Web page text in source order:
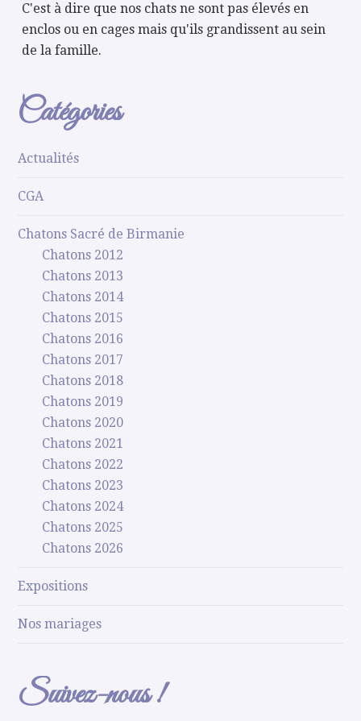
C'est à dire que nos chats ne sont pas élevés en
enclos ou en cages mais qu'ils grandissent au sein
de la famille.
Catégories
Actualités
CGA
Chatons Sacré de Birmanie
Chatons 2012
Chatons 2013
Chatons 2014
Chatons 2015
Chatons 2016
Chatons 2017
Chatons 2018
Chatons 2019
Chatons 2020
Chatons 2021
Chatons 2022
Chatons 2023
Chatons 2024
Chatons 2025
Chatons 2026
Expositions
Nos mariages
Suivez-nous !